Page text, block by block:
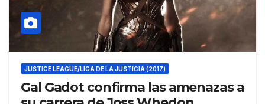
JUSTICE LEAGUE/LIGA DE LA JUSTICIA (2017)
Gal Gadot confirma las amenazas a